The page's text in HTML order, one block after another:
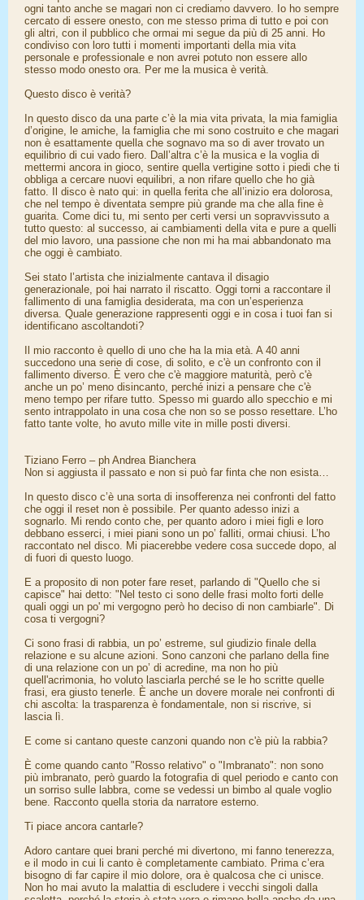
ogni tanto anche se magari non ci crediamo davvero. Io ho sempre
cercato di essere onesto, con me stesso prima di tutto e poi con
gli altri, con il pubblico che ormai mi segue da più di 25 anni. Ho
condiviso con loro tutti i momenti importanti della mia vita
personale e professionale e non avrei potuto non essere allo
stesso modo onesto ora. Per me la musica è verità.
Questo disco è verità?
In questo disco da una parte c’è la mia vita privata, la mia famiglia
d’origine, le amiche, la famiglia che mi sono costruito e che magari
non è esattamente quella che sognavo ma so di aver trovato un
equilibrio di cui vado fiero. Dall’altra c’è la musica e la voglia di
mettermi ancora in gioco, sentire quella vertigine sotto i piedi che ti
obbliga a cercare nuovi equilibri, a non rifare quello che ho già
fatto. Il disco è nato qui: in quella ferita che all’inizio era dolorosa,
che nel tempo è diventata sempre più grande ma che alla fine è
guarita. Come dici tu, mi sento per certi versi un sopravvissuto a
tutto questo: al successo, ai cambiamenti della vita e pure a quelli
del mio lavoro, una passione che non mi ha mai abbandonato ma
che oggi è cambiato.
Sei stato l’artista che inizialmente cantava il disagio
generazionale, poi hai narrato il riscatto. Oggi torni a raccontare il
fallimento di una famiglia desiderata, ma con un’esperienza
diversa. Quale generazione rappresenti oggi e in cosa i tuoi fan si
identificano ascoltandoti?
Il mio racconto è quello di uno che ha la mia età. A 40 anni
succedono una serie di cose, di solito, e c'è un confronto con il
fallimento diverso. È vero che c'è maggiore maturità, però c'è
anche un po’ meno disincanto, perché inizi a pensare che c'è
meno tempo per rifare tutto. Spesso mi guardo allo specchio e mi
sento intrappolato in una cosa che non so se posso resettare. L’ho
fatto tante volte, ho avuto mille vite in mille posti diversi.
Tiziano Ferro – ph Andrea Bianchera
Non si aggiusta il passato e non si può far finta che non esista…
In questo disco c’è una sorta di insofferenza nei confronti del fatto
che oggi il reset non è possibile. Per quanto adesso inizi a
sognarlo. Mi rendo conto che, per quanto adoro i miei figli e loro
debbano esserci, i miei piani sono un po’ falliti, ormai chiusi. L’ho
raccontato nel disco. Mi piacerebbe vedere cosa succede dopo, al
di fuori di questo luogo.
E a proposito di non poter fare reset, parlando di "Quello che si
capisce" hai detto: "Nel testo ci sono delle frasi molto forti delle
quali oggi un po' mi vergogno però ho deciso di non cambiarle". Di
cosa ti vergogni?
Ci sono frasi di rabbia, un po’ estreme, sul giudizio finale della
relazione e su alcune azioni. Sono canzoni che parlano della fine
di una relazione con un po’ di acredine, ma non ho più
quell'acrimonia, ho voluto lasciarla perché se le ho scritte quelle
frasi, era giusto tenerle. È anche un dovere morale nei confronti di
chi ascolta: la trasparenza è fondamentale, non si riscrive, si
lascia lì.
E come si cantano queste canzoni quando non c'è più la rabbia?
È come quando canto "Rosso relativo" o "Imbranato": non sono
più imbranato, però guardo la fotografia di quel periodo e canto con
un sorriso sulle labbra, come se vedessi un bimbo al quale voglio
bene. Racconto quella storia da narratore esterno.
Ti piace ancora cantarle?
Adoro cantare quei brani perché mi divertono, mi fanno tenerezza,
e il modo in cui li canto è completamente cambiato. Prima c’era
bisogno di far capire il mio dolore, ora è qualcosa che ci unisce.
Non ho mai avuto la malattia di escludere i vecchi singoli dalla